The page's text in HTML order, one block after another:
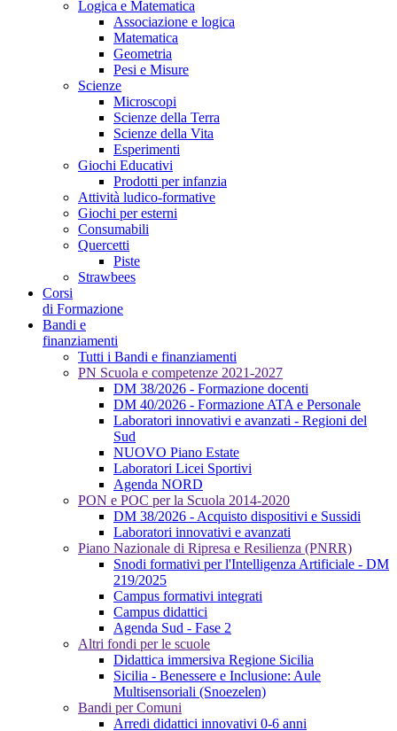
Logica e Matematica
Associazione e logica
Matematica
Geometria
Pesi e Misure
Scienze
Microscopi
Scienze della Terra
Scienze della Vita
Esperimenti
Giochi Educativi
Prodotti per infanzia
Attività ludico-formative
Giochi per esterni
Consumabili
Quercetti
Piste
Strawbees
Corsi
di Formazione
Bandi e
finanziamenti
Tutti i Bandi e finanziamenti
PN Scuola e competenze 2021-2027
DM 38/2026 - Formazione docenti
DM 40/2026 - Formazione ATA e Personale
Laboratori innovativi e avanzati - Regioni del
Sud
NUOVO Piano Estate
Laboratori Licei Sportivi
Agenda NORD
PON e POC per la Scuola 2014-2020
DM 38/2026 - Acquisto dispositivi e Sussidi
Laboratori innovativi e avanzati
Piano Nazionale di Ripresa e Resilienza (PNRR)
Snodi formativi per l'Intelligenza Artificiale - DM
219/2025
Campus formativi integrati
Campus didattici
Agenda Sud - Fase 2
Altri fondi per le scuole
Didattica immersiva Regione Sicilia
Sicilia - Benessere e Inclusione: Aule
Multisensoriali (Snoezelen)
Bandi per Comuni
Arredi didattici innovativi 0-6 anni